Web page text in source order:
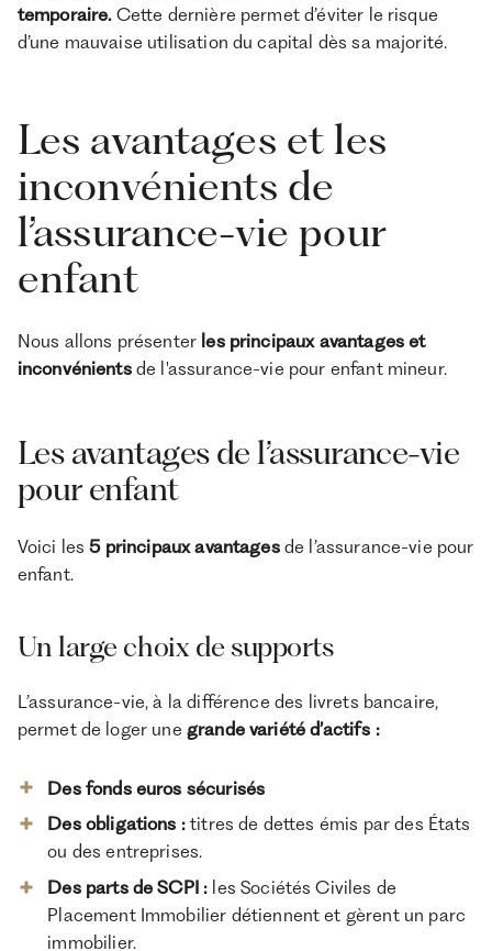
temporaire. Cette dernière permet d’éviter le risque
d’une mauvaise utilisation du capital dès sa majorité.
Les avantages et les
inconvénients de
l’assurance-vie pour
enfant
Nous allons présenter les principaux avantages et
inconvénients de l'assurance-vie pour enfant mineur.
Les avantages de l’assurance-vie
pour enfant
Voici les5 principaux avantagesde l’assurance-vie pour
enfant.
Un large choix de supports
L’assurance-vie, à la différence des livrets bancaire,
permet de loger une grande variété d’actifs :
Des fonds euros sécurisés
Des obligations :titres de dettes émis par des États
ou des entreprises.
Des parts de SCPI : les Sociétés Civiles de
Placement Immobilier détiennent et gèrent un parc
immobilier.